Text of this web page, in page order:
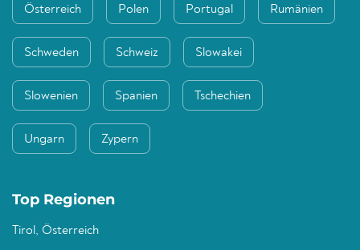
Österreich Polen Portugal Rumänien
Schweden Schweiz Slowakei
Slowenien Spanien Tschechien
Ungarn Zypern
Top Regionen
Tirol, Österreich